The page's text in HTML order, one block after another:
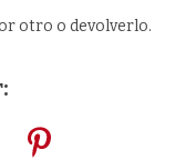
otro o devolverlo.